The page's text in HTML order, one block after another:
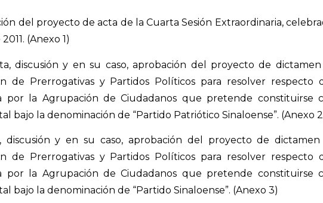
del proyecto de acta de la Cuarta Sesión Extraordinaria,
(Anexo 1)
discusión y en su caso, aprobación del proyecto de
de Prerrogativas y Partidos Políticos para resolver respecto
por la Agrupación de Ciudadanos que pretende constituirse
bajo la denominación de “Partido Patriótico Sinaloense”. (Anexo
discusión y en su caso, aprobación del proyecto de
de Prerrogativas y Partidos Políticos para resolver respecto
por la Agrupación de Ciudadanos que pretende constituirse
bajo la denominación de “Partido Sinaloense”. (Anexo 3)